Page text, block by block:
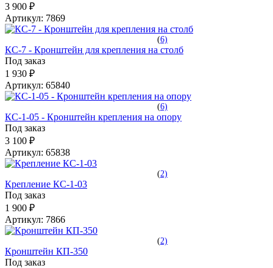
3 900 ₽
Артикул: 7869
(6)
КС-7 - Кронштейн для крепления на столб
Под заказ
1 930 ₽
Артикул: 65840
(6)
КС-1-05 - Кронштейн крепления на опору
Под заказ
3 100 ₽
Артикул: 65838
(2)
Крепление КС-1-03
Под заказ
1 900 ₽
Артикул: 7866
(2)
Кронштейн КП-350
Под заказ